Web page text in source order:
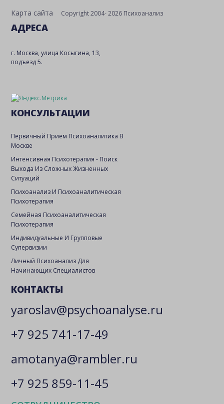
Карта сайта Copyright 2004- 2026 Психоанализ
АДРЕСА
г. Москва, улица Косыгина, 13,
подъезд 5.
КОНСУЛЬТАЦИИ
Первичный Прием Психоаналитика В
Москве
Интенсивная Психотерапия - Поиск
Выхода Из Сложных Жизненных
Ситуаций
Психоанализ И Психоаналитическая
Психотерапия
Семейная Психоаналитическая
Психотерапия
Индивидуальные И Групповые
Супервизии
Личный Психоанализ Для
Начинающих Специалистов
КОНТАКТЫ
yaroslav@psychoanalyse.ru
+7 925 741-17-49
amotanya@rambler.ru
+7 925 859-11-45